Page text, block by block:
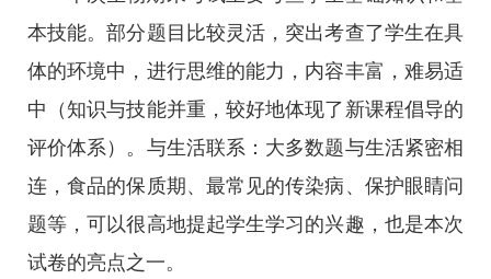
本技能。部分题目比较灵活，突出考查了学生在具
体的环境中，进行思维的能力，内容丰富，难易适
中（知识与技能并重，较好地体现了新课程倡导的
评价体系）。与生活联系：大多数题与生活紧密相
连，食品的保质期、最常见的传染病、保护眼睛问
题等，可以很高地提起学生学习的兴趣，也是本次
试卷的亮点之一。